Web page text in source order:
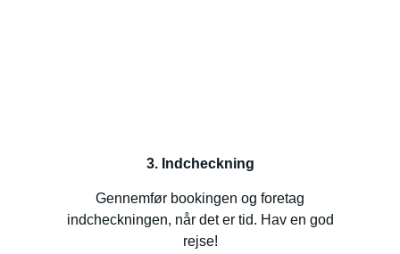
3. Indcheckning
Gennemfør bookingen og foretag
indcheckningen, når det er tid. Hav en god
rejse!